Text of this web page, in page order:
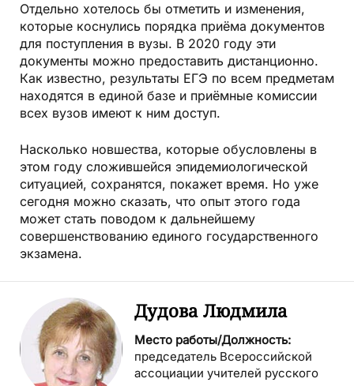
Отдельно хотелось бы отметить и изменения,
которые коснулись порядка приёма документов
для поступления в вузы. В 2020 году эти
документы можно предоставить дистанционно.
Как известно, результаты ЕГЭ по всем предметам
находятся в единой базе и приёмные комиссии
всех вузов имеют к ним доступ.
Насколько новшества, которые обусловлены в
этом году сложившейся эпидемиологической
ситуацией, сохранятся, покажет время. Но уже
сегодня можно сказать, что опыт этого года
может стать поводом к дальнейшему
совершенствованию единого государственного
экзамена.
Дудова Людмила
Место работы/Должность:
председатель Всероссийской
ассоциации учителей русского